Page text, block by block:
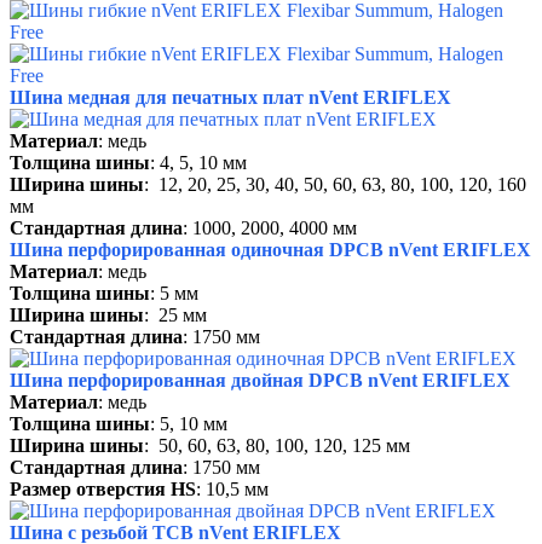
Шина медная для печатных плат nVent ERIFLEX
Материал: медь
Толщина шины: 4, 5, 10 мм
Ширина шины: 12, 20, 25, 30, 40, 50, 60, 63, 80, 100, 120, 160
мм
Стандартная длина: 1000, 2000, 4000 мм
Шина перфорированная одиночная DPCB nVent ERIFLEX
Материал: медь
Толщина шины: 5 мм
Ширина шины: 25 мм
Стандартная длина: 1750 мм
Шина перфорированная двойная DPCB nVent ERIFLEX
Материал: медь
Толщина шины: 5, 10 мм
Ширина шины: 50, 60, 63, 80, 100, 120, 125 мм
Стандартная длина: 1750 мм
Размер отверстия HS: 10,5 мм
Шина с резьбой ТСВ nVent ERIFLEX